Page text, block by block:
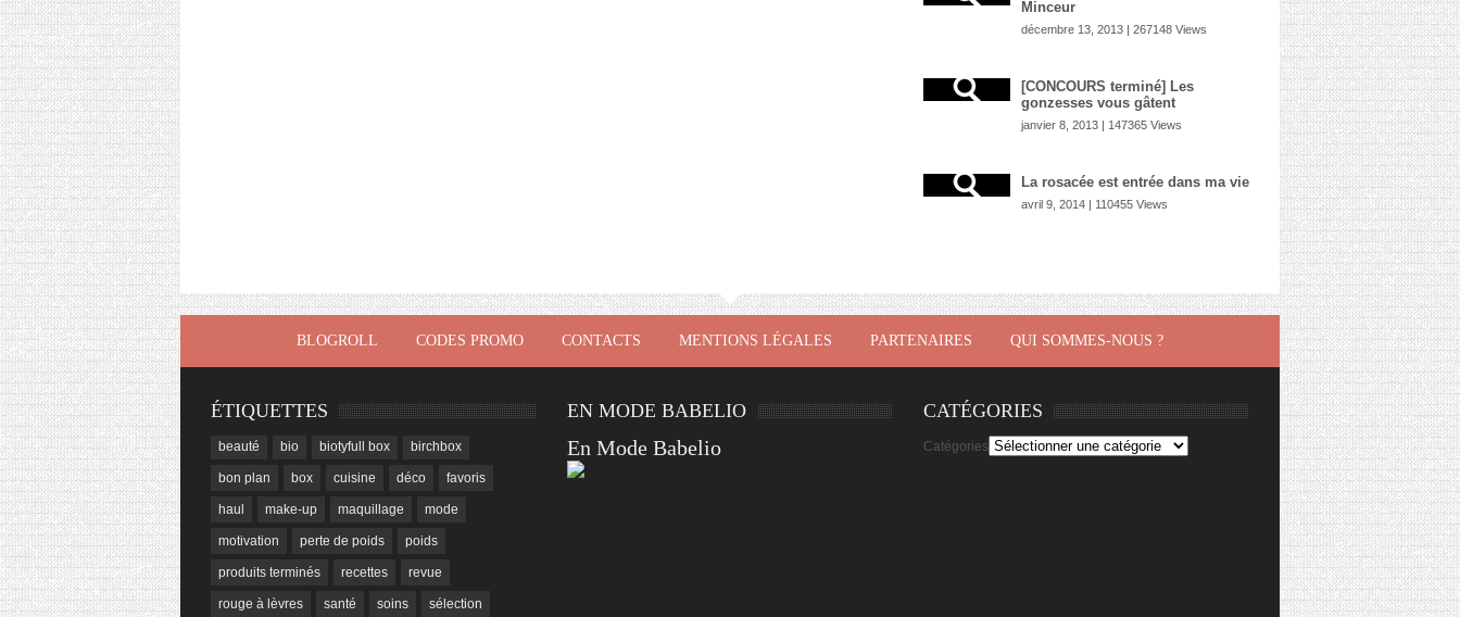
Minceur
décembre 13, 2013 | 267148 Views
[CONCOURS terminé] Les
gonzesses vous gâtent
janvier 8, 2013 | 147365 Views
La rosacée est entrée dans ma vie
avril 9, 2014 | 110455 Views
BLOGROLL CODES PROMO CONTACTS MENTIONS LÉGALES PARTENAIRES QUI SOMMES-NOUS ?
ÉTIQUETTES
beauté bio biotyfull box birchbox
bon plan box cuisine déco favoris
haul make-up maquillage mode
motivation perte de poids poids
produits terminés recettes revue
rouge à lèvres santé soins sélection
EN MODE BABELIO
En Mode Babelio
CATÉGORIES
Catégories